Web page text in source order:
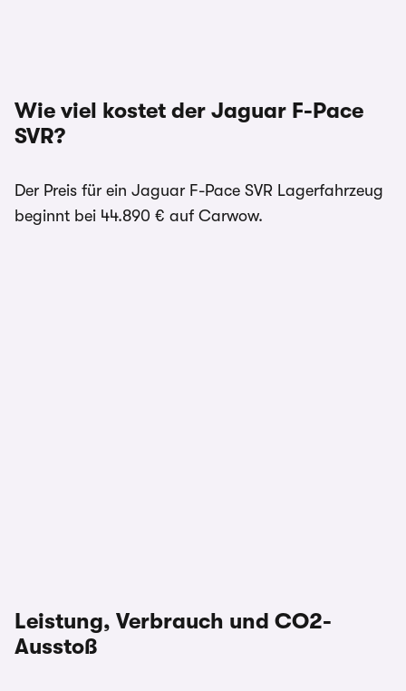
Wie viel kostet der Jaguar F-Pace
SVR?
Der Preis für ein Jaguar F-Pace SVR Lagerfahrzeug
beginnt bei 44.890 € auf Carwow.
Leistung, Verbrauch und CO2-
Ausstoß